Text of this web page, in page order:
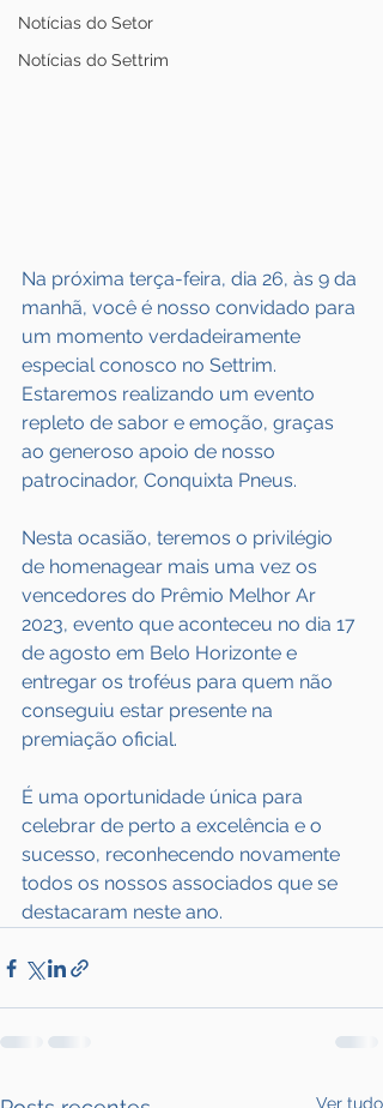
Notícias do Setor
Notícias do Settrim
Na próxima terça-feira, dia 26, às 9 da
manhã, você é nosso convidado para
um momento verdadeiramente
especial conosco no Settrim.
Estaremos realizando um evento
repleto de sabor e emoção, graças
ao generoso apoio de nosso
patrocinador, Conquixta Pneus.
Nesta ocasião, teremos o privilégio
de homenagear mais uma vez os
vencedores do Prêmio Melhor Ar
2023, evento que aconteceu no dia 17
de agosto em Belo Horizonte e
entregar os troféus para quem não
conseguiu estar presente na
premiação oficial.
É uma oportunidade única para
celebrar de perto a excelência e o
sucesso, reconhecendo novamente
todos os nossos associados que se
destacaram neste ano.
Ver tudo